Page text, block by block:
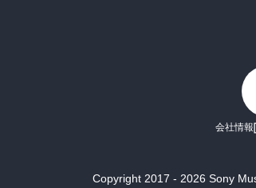
会社情報
Copyright 2017 - 2026 Sony